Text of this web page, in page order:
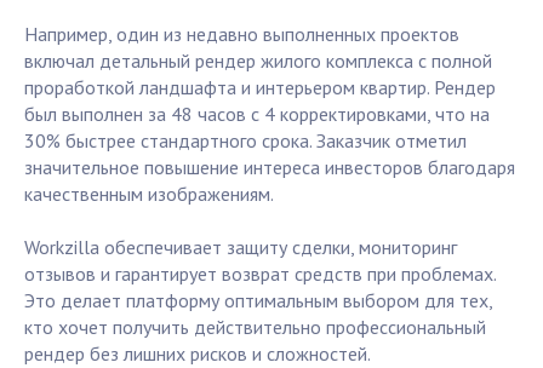
Например, один из недавно выполненных проектов
включал детальный рендер жилого комплекса с полной
проработкой ландшафта и интерьером квартир. Рендер
был выполнен за 48 часов с 4 корректировками, что на
30% быстрее стандартного срока. Заказчик отметил
значительное повышение интереса инвесторов благодаря
качественным изображениям.
Workzilla обеспечивает защиту сделки, мониторинг
отзывов и гарантирует возврат средств при проблемах.
Это делает платформу оптимальным выбором для тех,
кто хочет получить действительно профессиональный
рендер без лишних рисков и сложностей.